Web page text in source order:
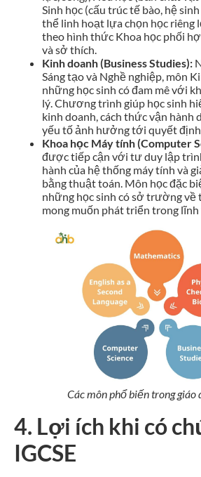
Sinh học (cấu trúc tế bào, hệ
thể linh hoạt lựa chọn học riêng
theo hình thức Khoa học phối
và sở thích.
Kinh doanh (Business Studies):
Sáng tạo và Nghề nghiệp, môn
những học sinh có đam mê với
lý. Chương trình giúp học sinh
kinh doanh, cách thức vận hành
yếu tố ảnh hưởng tới quyết định
Khoa học Máy tính (Computer
được tiếp cận với tư duy lập
hành của hệ thống máy tính và
bằng thuật toán. Môn học đặc
những học sinh có sở trường về
mong muốn phát triển trong lĩnh
Các môn phổ biến trong giáo
4. Lợi ích khi có
IGCSE